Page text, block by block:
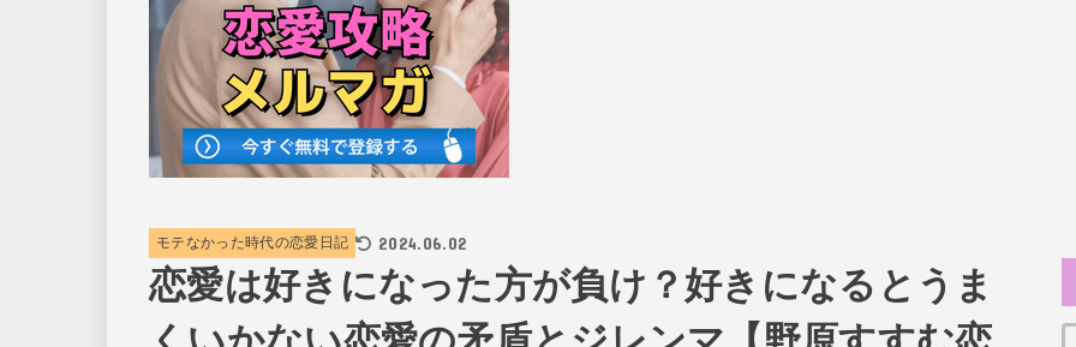
モテなかった時代の恋愛日記 2024.06.02
恋愛は好きになった方が負け？好きになるとうま